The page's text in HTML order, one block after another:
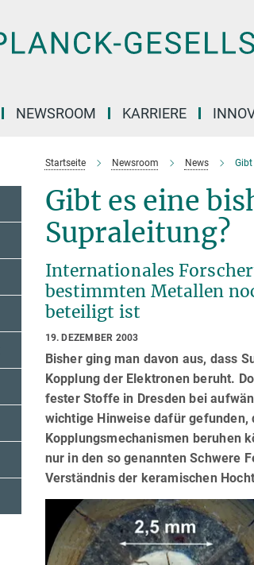
NEWSROOM KARRIERE
Startseite Newsroom News
Gibt es eine
Supraleitung?
Internationales
bestimmten Metallen
beteiligt ist
19. DEZEMBER 2003
Bisher ging man davon aus, dass
Kopplung der Elektronen beruht.
fester Stoffe in Dresden bei
wichtige Hinweise dafür
Kopplungsmechanismen beruhen
nur in den so genannten Schwere
Verständnis der keramischen